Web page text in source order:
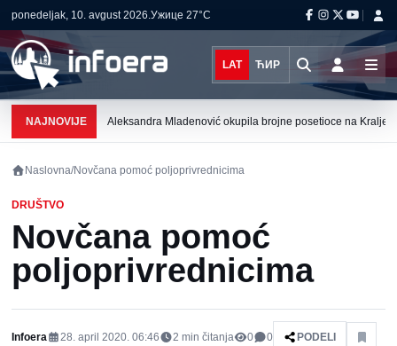
ponedeljak, 10. avgust 2026.Ужице 27°C
LAT ЋИР
NAJNOVIJE Aleksandra Mladenović okupila brojne posetioce na
Naslovna/Novčana pomoć poljoprivrednicima
DRUŠTVO
Novčana pomoć
poljoprivrednicima
Infoera 28. april 2020. 06:46 2 min čitanja 0 0 PODELI